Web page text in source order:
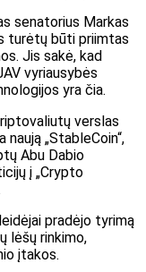
senatorius Markas
turėtų būti priimtas
Jis sakė, kad
vyriausybės
yra čia.
verslas
„StableCoin“,
Abu Dabio
į „Crypto
pradėjo tyrimą
lėšų rinkimo,
įtakos.